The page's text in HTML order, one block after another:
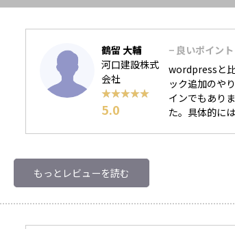
鶴留 大輔
河口建設株式
会社
★★★★★
★★★★★
5.0
− 良いポイント
wordpressと
ック追加のや
インでもあり
た。具体的に
もっとレビューを読む